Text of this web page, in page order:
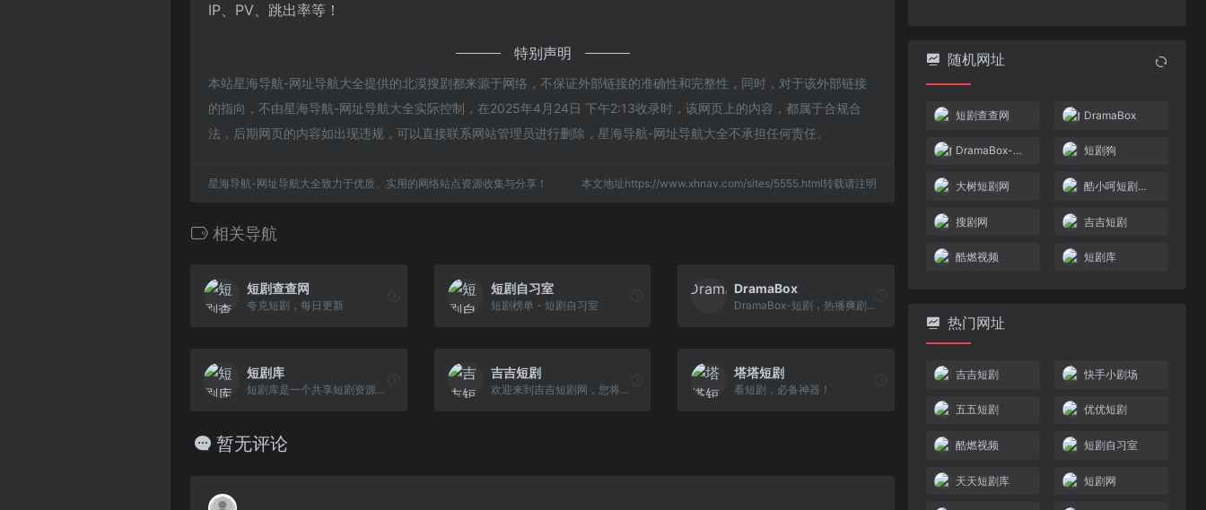
IP、PV、跳出率等！
特别声明
本站星海导航-网址导航大全提供的北漠搜剧都来源于网络，不保证外部链接的准确性和完整性，同时，对于该外部链接
的指向，不由星海导航-网址导航大全实际控制，在2025年4月24日 下午2:13收录时，该网页上的内容，都属于合规合
法，后期网页的内容如出现违规，可以直接联系网站管理员进行删除，星海导航-网址导航大全不承担任何责任。
星海导航-网址导航大全致力于优质、实用的网络站点资源收集与分享！ 本文地址https://www.xhnav.com/sites/5555.html转载请注明
相关导航
短剧查查网
夸克短剧，每日更新
短剧自习室
短剧榜单 - 短剧自习室
DramaBox
DramaBox-短剧，热播爽剧追不停，随时随地嗨翻天！我们为您提供丰富多彩的精选和持续更新的短剧作品，总有精彩的内容吸引您！
短剧库
短剧库是一个共享短剧资源的免费网站
吉吉短剧
欢迎来到吉吉短剧网，您将发现各种风格和类型的免费短剧电视剧，包括喜剧、悬疑、爱情等，每部作品都将带给您不一样的观影体验。
塔塔短剧
看短剧，必备神器！
暂无评论
随机网址
短剧查查网 DramaBox
DramaBox-短剧 短剧狗
大树短剧网 酷小呵短剧搜索库
搜剧网 吉吉短剧
酷燃视频 短剧库
热门网址
吉吉短剧 快手小剧场
五五短剧 优优短剧
酷燃视频 短剧自习室
天天短剧库 短剧网